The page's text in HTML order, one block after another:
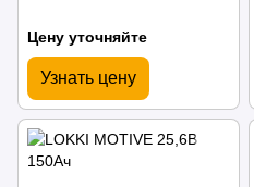
Цену уточняйте
Узнать цену